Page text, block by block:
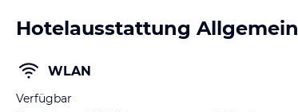
Hotelausstattung Allgemein
WLAN
Verfügbar